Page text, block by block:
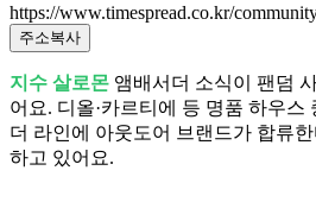
https://www.timespread.co.kr/
주소복사
지수 살로몬 앰배서더 소식이 팬덤
어요. 디올·카르티에 등 명품 하우스
더 라인에 아웃도어 브랜드가 합류
하고 있어요.